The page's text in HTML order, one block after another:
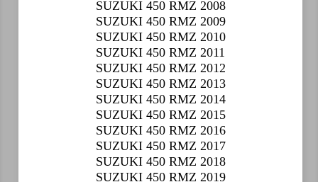
SUZUKI 450 RMZ 2008
SUZUKI 450 RMZ 2009
SUZUKI 450 RMZ 2010
SUZUKI 450 RMZ 2011
SUZUKI 450 RMZ 2012
SUZUKI 450 RMZ 2013
SUZUKI 450 RMZ 2014
SUZUKI 450 RMZ 2015
SUZUKI 450 RMZ 2016
SUZUKI 450 RMZ 2017
SUZUKI 450 RMZ 2018
SUZUKI 450 RMZ 2019